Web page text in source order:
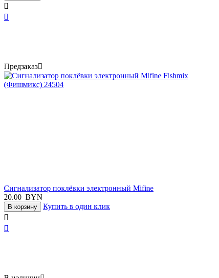


Предзаказ
Сигнализатор поклёвки электронный Mifine
20.00 BYN
В корзину
Купить в один клик

